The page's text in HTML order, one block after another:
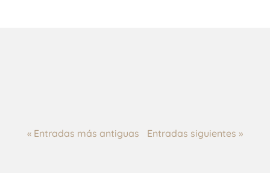
« Entradas más antiguas Entradas siguientes »